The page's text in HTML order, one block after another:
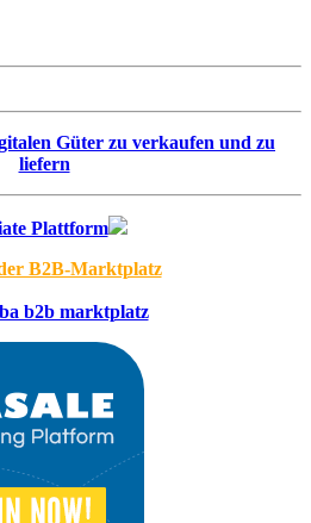
Güter zu verkaufen und zu
liefern
Plattform
B2B-Marktplatz